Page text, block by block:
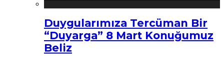
Duygularımıza Tercüman Bir
“Duyarga” 8 Mart Konuğumuz
Beliz